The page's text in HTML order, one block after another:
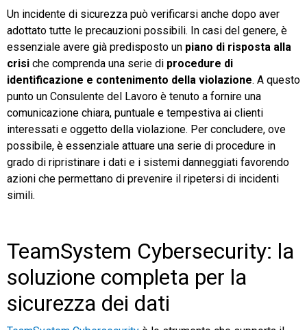
Un incidente di sicurezza può verificarsi anche dopo aver
adottato tutte le precauzioni possibili. In casi del genere, è
essenziale avere già predisposto un piano di risposta alla
crisi che comprenda una serie di procedure di
identificazione e contenimento della violazione. A questo
punto un Consulente del Lavoro è tenuto a fornire una
comunicazione chiara, puntuale e tempestiva ai clienti
interessati e oggetto della violazione. Per concludere, ove
possibile, è essenziale attuare una serie di procedure in
grado di ripristinare i dati e i sistemi danneggiati favorendo
azioni che permettano di prevenire il ripetersi di incidenti
simili.
TeamSystem Cybersecurity: la
soluzione completa per la
sicurezza dei dati